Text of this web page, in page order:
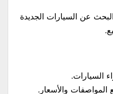
عن السيارات الجديدة
السيارات.
والأسعار.